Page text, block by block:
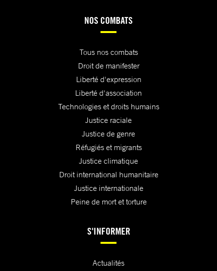
NOS COMBATS
Tous nos combats
Droit de manifester
Liberté d'expression
Liberté d'association
Technologies et droits humains
Justice raciale
Justice de genre
Réfugiés et migrants
Justice climatique
Droit international humanitaire
Justice internationale
Peine de mort et torture
S'INFORMER
Actualités